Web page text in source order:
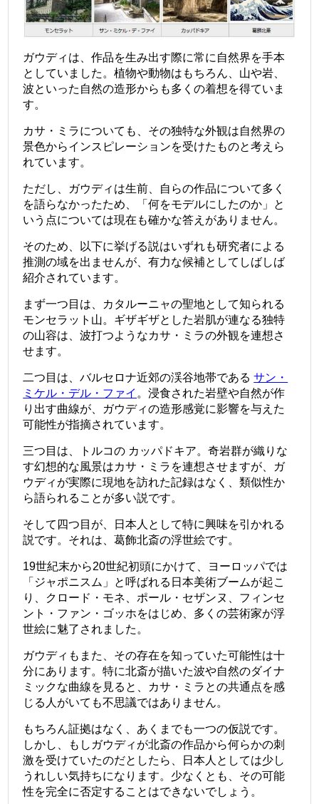
ガウディは、作品を生み出す際に常に自然界を手本
としていました。植物や動物はもちろん、山や岩、
波といった自然の造形からも多くの着想を得ていま
す。
カサ・ミラについても、その独特な外観は自然界の
景色からインスピレーションを受けたものと考えら
れています。
ただし、ガウディは生前、自らの作品について多く
を語らなかったため、「何をモデルにしたのか」と
いう点については現在も確かな答えがありません。
そのため、以下に挙げる説はいずれも研究者による
推測の域を出ませんが、有力な候補としてしばしば
紹介されています。
まず一つ目は、カタルーニャの聖地として知られる
モンセラット山。ギザギザとした岩肌が連なる独特
の山容は、波打つようなカサ・ミラの外観を連想さ
せます。
二つ目は、バルセロナ近郊の渓谷地帯であるサン・
ミケル・デル・ファイ 。浸食された岩壁や自然が作
り出す曲線が、ガウディの造形感覚に影響を与えた
可能性が指摘されています。
三つ目は、トルコの カッパドキア。奇岩群が織りな
す幻想的な風景はカサ・ミラを連想させますが、ガ
ウディが実際に現地を訪れた記録はなく、類似性か
ら語られることが多い説です。
そして四つ目が、日本人として特に興味を引かれる
説です。それは、葛飾北斎の浮世絵です。
19世紀末から20世紀初頭にかけて、ヨーロッパでは
「ジャポニスム」と呼ばれる日本美術ブームが起こ
り、
クロード・モネ ポール・セザンヌ
フィンセ
ント・ファン・ゴッホをはじめ、多くの芸術家が浮
世絵に魅了されました。
ガウディもまた、その存在を知っていた可能性は十
分にあります。特に北斎が描いた波や自然のダイナ
ミックな曲線を見ると、カサ・ミラとの共通点を感
じる人がいても不思議ではありません。
もちろん証拠はなく、あくまでも一つの仮説です。
しかし、もしガウディが北斎の作品から何らかの刺
激を受けていたのだとしたら、日本人としては少し
うれしい気持ちになります。少なくとも、その可能
性を完全に否定することはできないでしょう。